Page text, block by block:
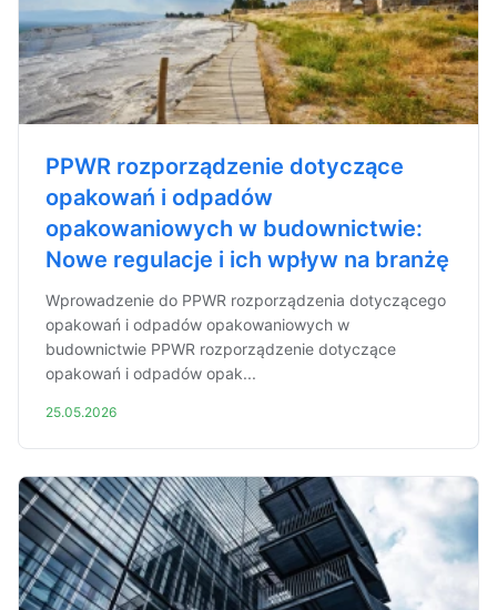
PPWR rozporządzenie dotyczące
opakowań i odpadów
opakowaniowych w budownictwie:
Nowe regulacje i ich wpływ na branżę
Wprowadzenie do PPWR rozporządzenia dotyczącego
opakowań i odpadów opakowaniowych w
budownictwie PPWR rozporządzenie dotyczące
opakowań i odpadów opak...
25.05.2026